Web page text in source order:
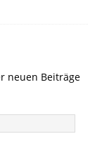
neuen Beiträge